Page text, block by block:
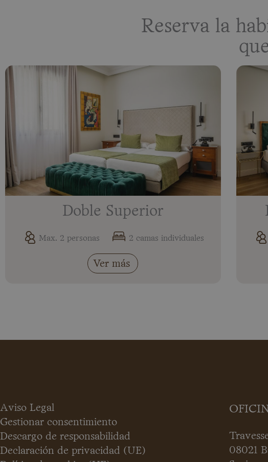
Reserva la
Doble Superior
Max. 2 personas 2 camas individuales
Ver más
Aviso Legal
Gestionar consentimiento
Descargo de responsabilidad
Declaración de privacidad (UE)
08021